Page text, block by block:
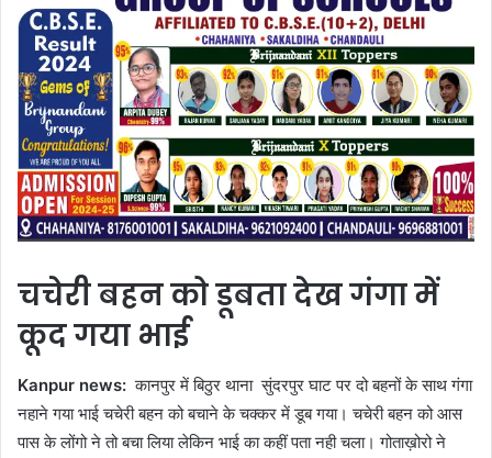
चचेरी बहन को डूबता देख गंगा में
कूद गया भाई
Kanpur news:कानपुर में बिठुर थाना सुंदरपुर घाट पर दो बहनों के साथ गंगा
नहाने गया भाई चचेरी बहन को बचाने के चक्कर में डूब गया। चचेरी बहन को आस
पास के लोंगो ने तो बचा लिया लेकिन भाई का कहीं पता नही चला। गोताख़ोरो ने